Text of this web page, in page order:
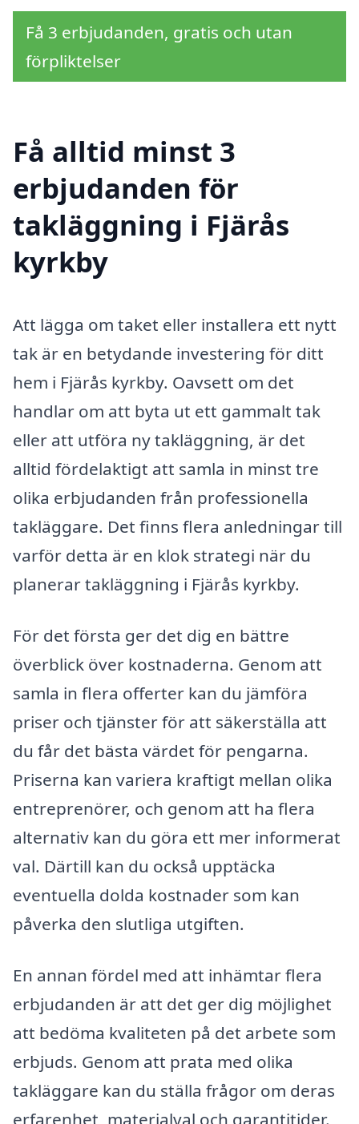
Få 3 erbjudanden, gratis och utan
förpliktelser
Få alltid minst 3
erbjudanden för
takläggning i Fjärås
kyrkby
Att lägga om taket eller installera ett nytt
tak är en betydande investering för ditt
hem i Fjärås kyrkby. Oavsett om det
handlar om att byta ut ett gammalt tak
eller att utföra ny takläggning, är det
alltid fördelaktigt att samla in minst tre
olika erbjudanden från professionella
takläggare. Det finns flera anledningar till
varför detta är en klok strategi när du
planerar takläggning i Fjärås kyrkby.
För det första ger det dig en bättre
överblick över kostnaderna. Genom att
samla in flera offerter kan du jämföra
priser och tjänster för att säkerställa att
du får det bästa värdet för pengarna.
Priserna kan variera kraftigt mellan olika
entreprenörer, och genom att ha flera
alternativ kan du göra ett mer informerat
val. Därtill kan du också upptäcka
eventuella dolda kostnader som kan
påverka den slutliga utgiften.
En annan fördel med att inhämtar flera
erbjudanden är att det ger dig möjlighet
att bedöma kvaliteten på det arbete som
erbjuds. Genom att prata med olika
takläggare kan du ställa frågor om deras
erfarenhet, materialval och garantitider.